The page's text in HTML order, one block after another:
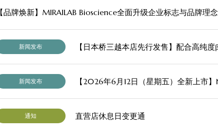
【品牌焕新】MIRAILAB Bioscience全面升级企业标志与品牌理念
新闻发布
新闻发布
通知 直营店休息日变更通